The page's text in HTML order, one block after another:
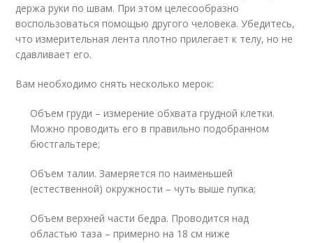
держа руки по швам. При этом целесообразно
воспользоваться помощью другого человека. Убедитесь,
что измерительная лента плотно прилегает к телу, но не
сдавливает его.
Вам необходимо снять несколько мерок:
Объем груди – измерение обхвата грудной клетки.
Можно проводить его в правильно подобранном
бюстгальтере;
Объем талии. Замеряется по наименьшей
(естественной) окружности – чуть выше пупка;
Объем верхней части бедра. Проводится над
областью таза – примерно на 18 см ниже